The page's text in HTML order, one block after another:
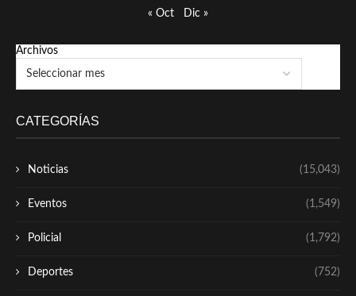
« Oct Dic »
Archivos
CATEGORÍAS
Noticias (15,043)
Eventos (1,549)
Policial (1,792)
Deportes (752)